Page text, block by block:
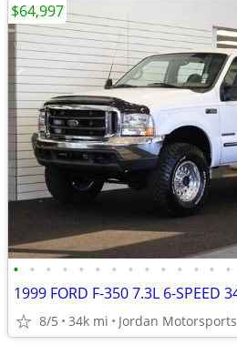
• • • • • • • • • • • • • •
8/5 34k mi Jordan Motorsports
$64,997